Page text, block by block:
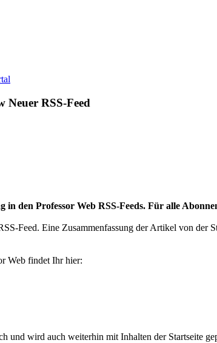
Neuer RSS-Feed
in den Professor Web RSS-Feeds. Für alle
Feed. Eine Zusammenfassung der Artikel von
Web findet Ihr hier:
und wird auch weiterhin mit Inhalten der Startseite